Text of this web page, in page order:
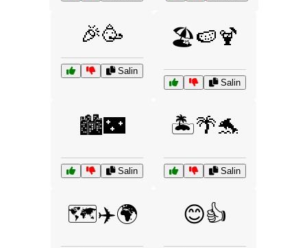
🎉🥳
Salin
🏖️🍉🍹
Salin
🏙️🌃
Salin
🏝️🌴🐬
Salin
🗺️✈️🌍 😊👍